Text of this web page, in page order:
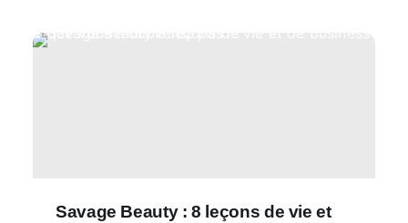
Savage Beauty : 8 leçons de vie et